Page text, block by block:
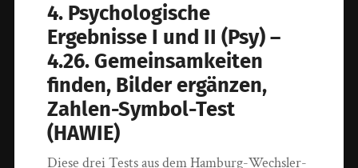
4. Psychologische
Ergebnisse I und II (Psy) –
4.26. Gemeinsamkeiten
finden, Bilder ergänzen,
Zahlen-Symbol-Test
(HAWIE)
Diese drei Tests aus dem Hamburg-Wechsler-